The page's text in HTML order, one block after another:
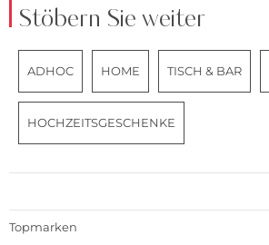
Stöbern Sie weiter
ADHOC HOME TISCH & BAR
HOCHZEITSGESCHENKE
Topmarken